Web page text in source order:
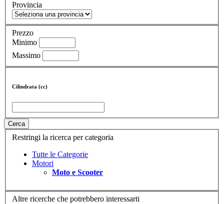
Provincia
Prezzo
Minimo
Massimo
Cilindrata (cc)
Cerca
Restringi la ricerca per categoria
Tutte le Categorie
Motori
Moto e Scooter
Altre ricerche che potrebbero interessarti